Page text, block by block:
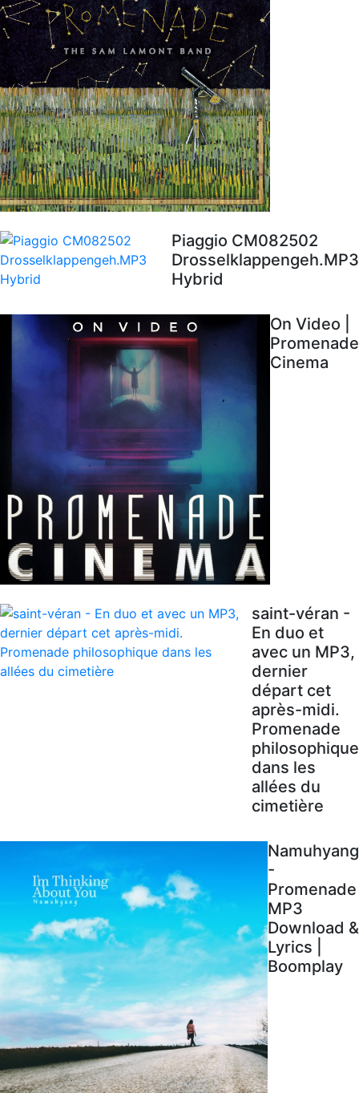
Piaggio CM082502
Drosselklappengeh.MP3
Hybrid
On Video |
Promenade
Cinema
saint-véran -
En duo et
avec un MP3,
dernier
départ cet
après-midi.
Promenade
philosophique
dans les
allées du
cimetière
Namuhyang
-
Promenade
MP3
Download &
Lyrics |
Boomplay